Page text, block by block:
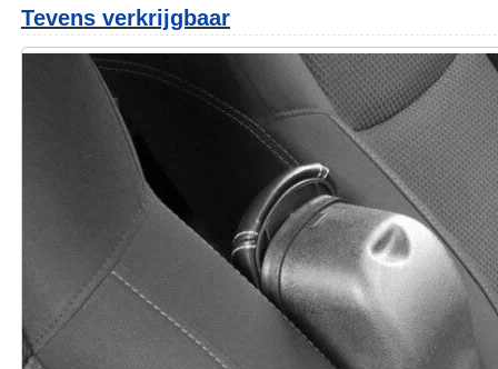
Tevens verkrijgbaar